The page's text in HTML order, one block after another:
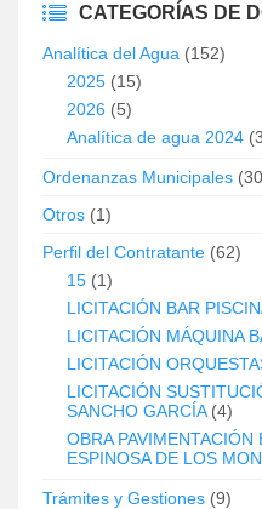
CATEGORÍAS DE
Analítica del Agua (152)
2025 (15)
2026 (5)
Analítica de agua 2024
Ordenanzas Municipales
Otros (1)
Perfil del Contratante (62)
15 (1)
LICITACIÓN BAR
LICITACIÓN MÁQUINA
LICITACIÓN
LICITACIÓN
SANCHO GARCÍA(4)
OBRA PAVIMENTACIÓN
ESPINOSA DE LOS
Trámites y Gestiones (9)